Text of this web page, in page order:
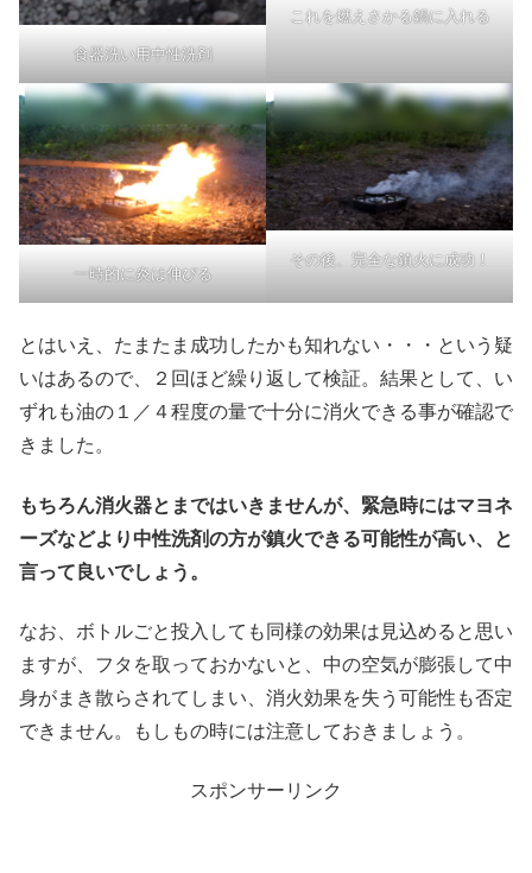
食器洗い用中性洗剤
これを燃えさかる鍋に入れる
一時的に炎は伸びる
その後、完全な鎮火に成功！
とはいえ、たまたま成功したかも知れない・・・という疑
いはあるので、２回ほど繰り返して検証。結果として、い
ずれも油の１／４程度の量で十分に消火できる事が確認で
きました。
もちろん消火器とまではいきませんが、緊急時にはマヨネ
ーズなどより中性洗剤の方が鎮火できる可能性が高い、と
言って良いでしょう。
なお、ボトルごと投入しても同様の効果は見込めると思い
ますが、フタを取っておかないと、中の空気が膨張して中
身がまき散らされてしまい、消火効果を失う可能性も否定
できません。もしもの時には注意しておきましょう。
スポンサーリンク